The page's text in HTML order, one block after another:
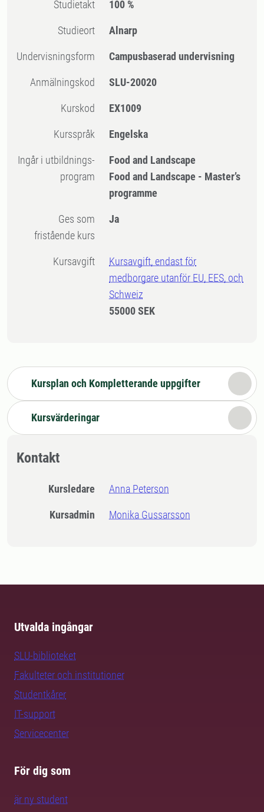
Studietakt 100 %
Studieort Alnarp
Undervisningsform Campusbaserad undervisning
Anmälningskod SLU-20020
Kurskod EX1009
Kursspråk Engelska
Ingår i utbildnings-
program
Food and Landscape
Food and Landscape - Master’s
programme
Ges som
fristående kurs
Ja
Kursavgift
Kursavgift, endast för
medborgare utanför EU, EES, och
Schweiz
55000 SEK
Kursplan och Kompletterande uppgifter
Kursvärderingar
Kontakt
Kursledare Anna Peterson
Kursadmin Monika Gussarsson
Utvalda ingångar
SLU-biblioteket
Fakulteter och institutioner
Studentkårer
IT-support
Servicecenter
För dig som
är ny student